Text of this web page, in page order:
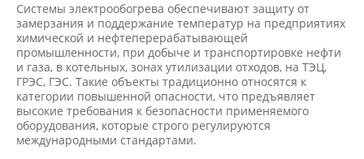
Системы электрообогрева обеспечивают защиту от
замерзания и поддержание температур на предприятиях
химической и нефтеперерабатывающей
промышленности, при добыче и транспортировке нефти
и газа, в котельных, зонах утилизации отходов, на ТЭЦ,
ГРЭС, ГЭС. Такие объекты традиционно относятся к
категории повышенной опасности, что предъявляет
высокие требования к безопасности применяемого
оборудования, которые строго регулируются
международными стандартами.